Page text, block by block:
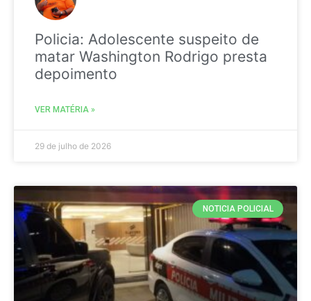
Policia: Adolescente suspeito de
matar Washington Rodrigo presta
depoimento
VER MATÉRIA »
29 de julho de 2026
NOTICIA POLICIAL